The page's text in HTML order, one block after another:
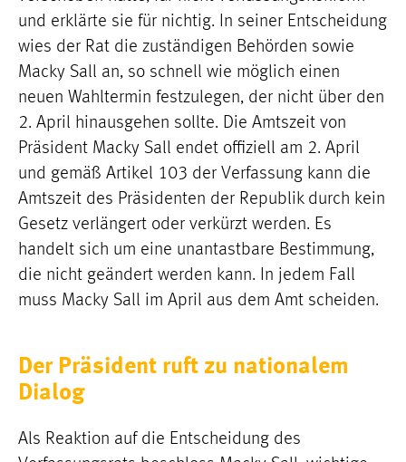
und erklärte sie für nichtig. In seiner Entscheidung
wies der Rat die zuständigen Behörden sowie
Macky Sall an, so schnell wie möglich einen
neuen Wahltermin festzulegen, der nicht über den
2. April hinausgehen sollte. Die Amtszeit von
Präsident Macky Sall endet offiziell am 2. April
und gemäß Artikel 103 der Verfassung kann die
Amtszeit des Präsidenten der Republik durch kein
Gesetz verlängert oder verkürzt werden. Es
handelt sich um eine unantastbare Bestimmung,
die nicht geändert werden kann. In jedem Fall
muss Macky Sall im April aus dem Amt scheiden.
Der Präsident ruft zu nationalem
Dialog
Als Reaktion auf die Entscheidung des